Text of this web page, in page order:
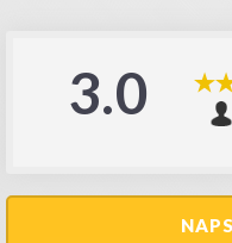
3.0